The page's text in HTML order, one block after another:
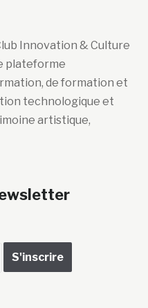
Innovation & Culture
plateforme
de formation et
technologique et
artistique,